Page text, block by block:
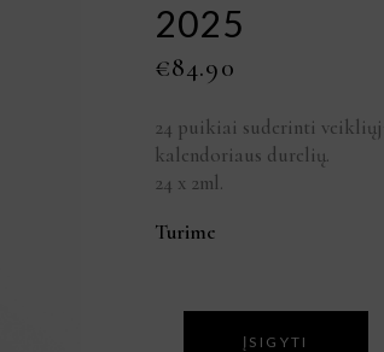
2025
€84.90
24 puikiai suderinti
kalendoriaus durelių.
24 x 2ml.
Turime
ĮSIGYTI